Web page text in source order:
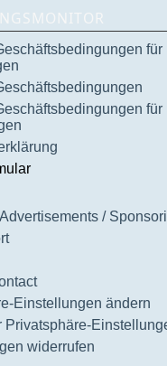
für
für
/
Einstellungen ändern
Privatsphäre-
widerrufen